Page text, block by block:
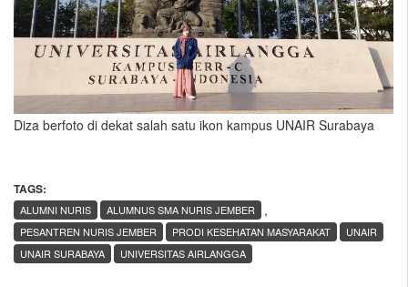
Diza berfoto di dekat salah satu ikon kampus UNAIR Surabaya
TAGS:
,
ALUMNI NURIS
ALUMNUS SMA NURIS JEMBER
PESANTREN NURIS JEMBER
PRODI KESEHATAN MASYARAKAT
UNAIR
UNAIR SURABAYA
UNIVERSITAS AIRLANGGA